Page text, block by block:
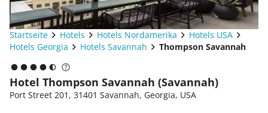
Startseite Hotels Hotels Nordamerika
Hotels USA
Hotels Georgia
Hotels Savannah Thompson Savannah
Hotel Thompson Savannah (Savannah)
Port Street 201, 31401 Savannah, Georgia, USA